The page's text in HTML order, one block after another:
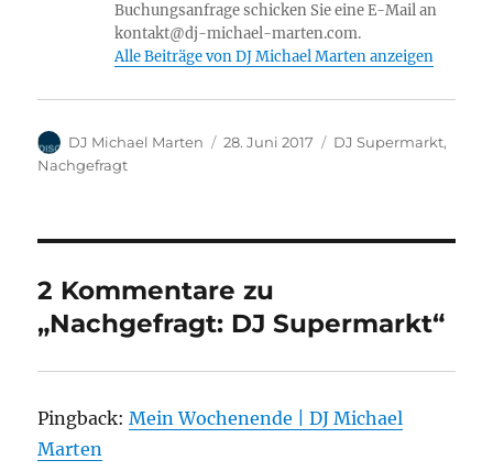
Buchungsanfrage schicken Sie eine E-Mail an
kontakt@dj-michael-marten.com.
Alle Beiträge von DJ Michael Marten anzeigen
Autor
DJ Michael Marten
Veröffentlicht
28. Juni 2017 Kategorien
DJ Supermarkt,
Nachgefragt
2 Kommentare zu
„Nachgefragt: DJ Supermarkt“
Pingback:Mein Wochenende | DJ Michael
Marten